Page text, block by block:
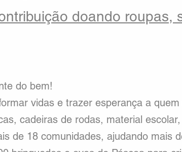
doando roupas,
do bem!
vidas e trazer esperança a
cadeiras de rodas, material
de 18 comunidades, ajudando mais